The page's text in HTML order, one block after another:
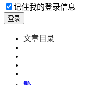
记住我的登录信息